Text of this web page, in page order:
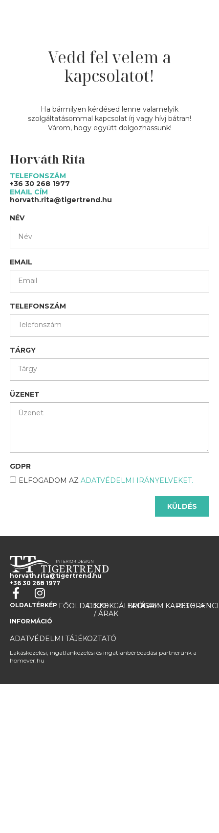
Vedd fel velem a
kapcsolatot!
Ha bármilyen kérdésed lenne valamelyik
szolgáltatásommal kapcsolat írj vagy hívj bátran!
Várom, hogy együtt dolgozhassunk!
Horváth Rita
TELEFONSZÁM
+36 30 268 1977
EMAIL CÍM
horvath.rita@tigertrend.hu
NÉV
EMAIL
TELEFONSZÁM
TÁRGY
ÜZENET
GDPR
ELFOGADOM AZ ADATVÉDELMI IRÁNYELVEKET.
KÜLDÉS
horvath.rita@tigertrend.hu
+36 30 268 1977
OLDALTÉRKÉP FŐOLDALCIKKEK
SZOLGÁLTATÁSAIM
/ ÁRAK
BLOG
RÓLAM KAPCSOLAT
INFORMÁCIÓ
ADATVÉDELMI TÁJÉKOZTATÓ
Lakáskezelési, ingatlankezelési és ingatlanbérbeadási partnerünk a
homever.hu